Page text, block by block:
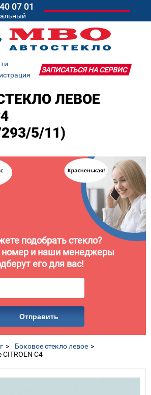
07 01
ЗАПИСАТЬСЯ НА СЕРВИС
ЛЕВОЕ
5/11)
подобрать стекло?
номер и наши менеджеры
его для вас!
Отправить
Боковое стекло левое
C4